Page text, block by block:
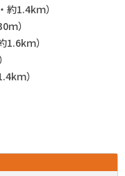
1.4kｍ）
）
ｍ）
ｍ）